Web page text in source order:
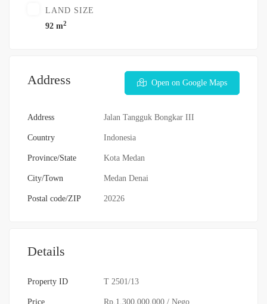
LAND SIZE
92 m2
Address Open on Google Maps
Address Jalan Tangguk Bongkar III
Country Indonesia
Province/State Kota Medan
City/Town Medan Denai
Postal code/ZIP 20226
Details
Property ID T 2501/13
Price Rp.1,300,000,000 / Nego